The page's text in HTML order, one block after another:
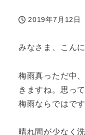
投稿日
2019年7月12日
みなさま、こんに
梅雨真っただ中
きますね。思っ
梅雨ならではです
晴れ間が少なく